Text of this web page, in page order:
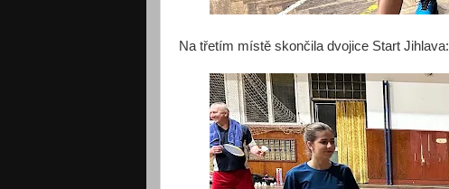
Na třetím místě skončila dvojice Start Jihlava: